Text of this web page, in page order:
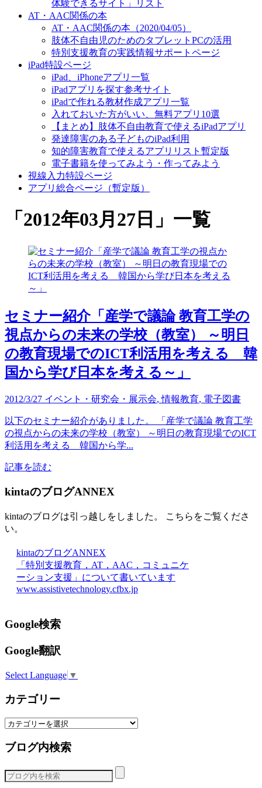
体験できるサイト」リスト
AT・AAC関係の本
AT・AAC関係の本（2020/04/05）
肢体不自由児のためのタブレットPCの活用
特別支援教育の実践情報サポートページ
iPad特設ページ
iPad、iPhoneアプリ一覧
iPadアプリを探す参考サイト
iPadで作れる教材作成アプリ一覧
入れておいた方がいい、無料アプリ10選
【まとめ】肢体不自由教育で使えるiPadアプリ
発達障害のある子どものiPad利用
知的障害教育で使えるアプリリスト暫定版
電子書籍を使ってみよう・作ってみよう
視線入力特設ページ
アプリ総合ページ（暫定版）
「 2012年03月27日 」 一覧
セミナー紹介「産学で議論 教育工学の
視点からの未来の学校（教室） ～明日
の教育現場でのICT利活用を考える 韓
国から学び日本を考える～」
2012/3/27 イベント・研究会・展示会,情報教育, 電子図書
以下のセミナー紹介がありました。 「産学で議論 教育工学
の視点からの未来の学校（教室） ～明日の教育現場でのICT
利活用を考える 韓国から学...
記事を読む
kintaのブログANNEX
kintaのブログは引っ越しをしました。 こちらをご覧くださ
い。
kintaのブログANNEX
「特別支援教育，AT，AAC，コミュニケ
ーション支援」について書いています
www.assistivetechnology.cfbx.jp
Google検索
Google翻訳
Select Language ▼
カテゴリー
カ
ゴ
ー
ブログ内検索